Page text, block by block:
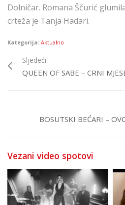
Dolničar. Romana Ščurić
crteža je Tanja Hadari.
Kategorija: Aktualno
Sljedeći
QUEEN OF SABE – CRNI
BOSUTSKI BEĆARI –
Vezani video spotovi